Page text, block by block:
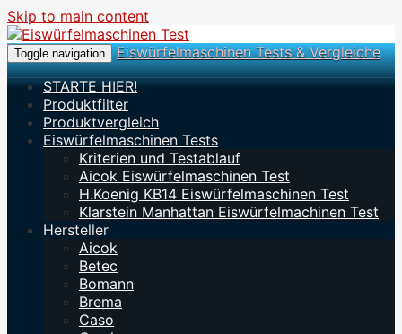
Skip to main content
Toggle navigation
Eiswürfelmaschinen Tests & Vergleiche
STARTE HIER!
Produktfilter
Produktvergleich
Eiswürfelmaschinen Tests
Kriterien und Testablauf
Aicok Eiswürfelmaschinen Test
H.Koenig KB14 Eiswürfelmaschinen Test
Klarstein Manhattan Eiswürfelmachinen Test
Hersteller
Aicok
Betec
Bomann
Brema
Caso